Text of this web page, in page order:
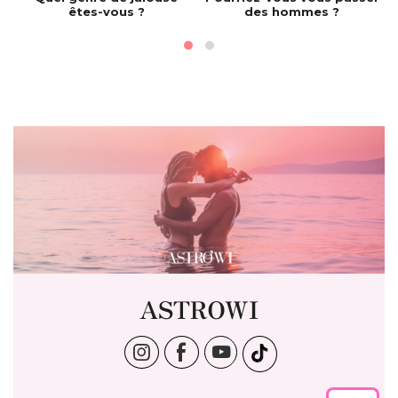
êtes-vous ?
des hommes ?
ASTROWI